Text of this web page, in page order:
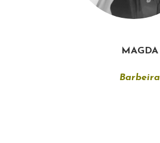
MAGDA
Barbeira